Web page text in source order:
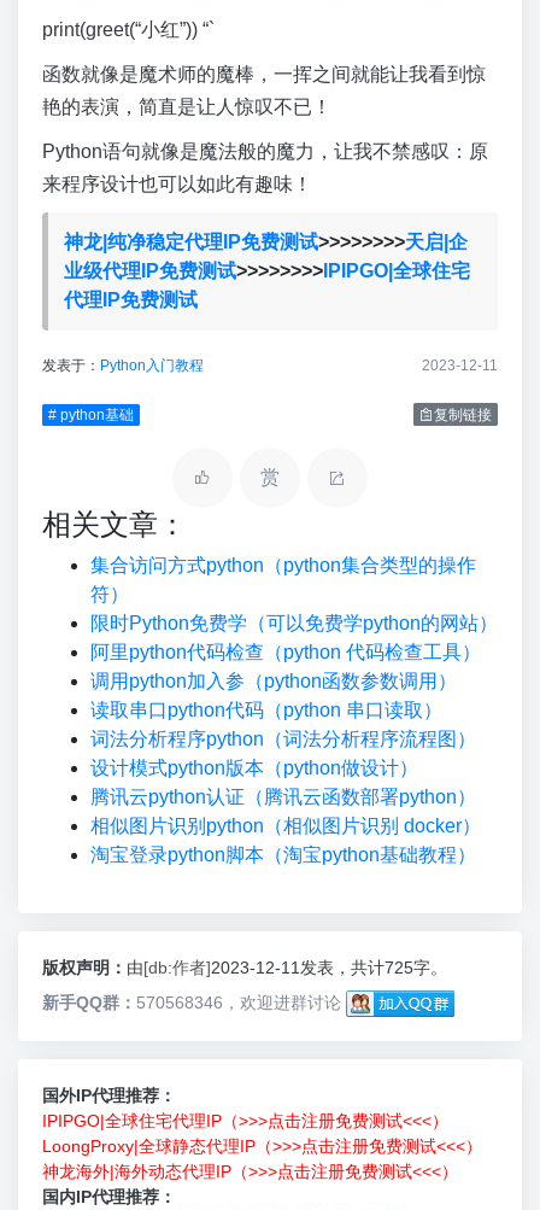
print(greet(“小红”)) “`
函数就像是魔术师的魔棒，一挥之间就能让我看到惊
艳的表演，简直是让人惊叹不已！
Python语句就像是魔法般的魔力，让我不禁感叹：原
来程序设计也可以如此有趣味！
神龙|纯净稳定代理IP免费测试>>>>>>>>天启|企
业级代理IP免费测试>>>>>>>>IPIPGO|全球住宅
代理IP免费测试
发表于： Python入门教程 2023-12-11
# python基础 复制链接
赏
相关文章：
集合访问方式python（python集合类型的操作
符）
限时Python免费学（可以免费学python的网站）
阿里python代码检查（python 代码检查工具）
调用python加入参（python函数参数调用）
读取串口python代码（python 串口读取）
词法分析程序python（词法分析程序流程图）
设计模式python版本（python做设计）
腾讯云python认证（腾讯云函数部署python）
相似图片识别python（相似图片识别 docker）
淘宝登录python脚本（淘宝python基础教程）
版权声明： 由[db:作者]2023-12-11发表，共计725字。
新手QQ群： 570568346，欢迎进群讨论
国外IP代理推荐：
IPIPGO|全球住宅代理IP（>>>点击注册免费测试<<<）
LoongProxy|全球静态代理IP（>>>点击注册免费测试<<<）
神龙海外|海外动态代理IP（>>>点击注册免费测试<<<）
国内IP代理推荐：